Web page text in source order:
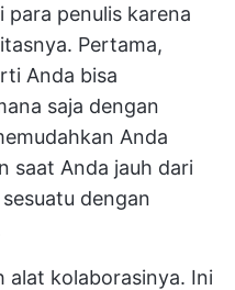
para penulis karena
Pertama,
Anda bisa
saja dengan
Anda
saat Anda jauh dari
dengan
alat kolaborasinya. Ini